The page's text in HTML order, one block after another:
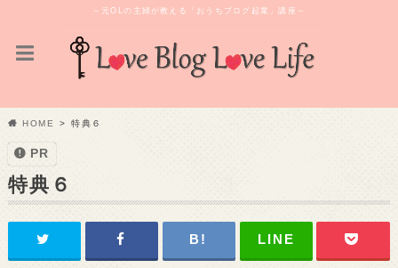
～元OLの主婦が教える「おうちブログ起業」講座～
HOME 特典６
PR
特典６